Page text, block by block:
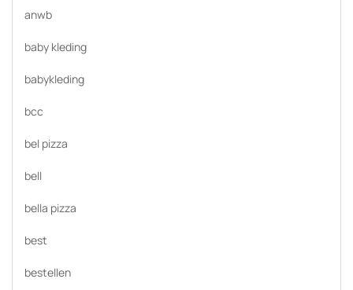
anwb
baby kleding
babykleding
bcc
bel pizza
bell
bella pizza
best
bestellen